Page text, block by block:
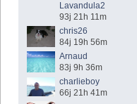
Lavandula2
93j 21h 11m
chris26
84j 19h 56m
Arnaud
83j 9h 36m
charlieboy
66j 21h 41m